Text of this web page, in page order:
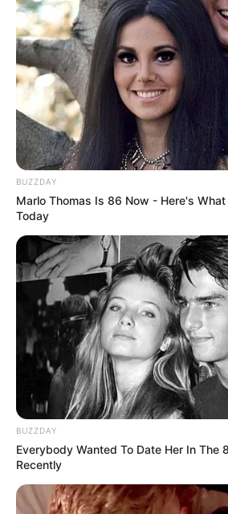
Mi madre tuvo tres hijas.
Una fue obligada a entregar.
Una creyó haber perdido.
Y una fue criada envuelta en silencio.
El dolor no excusa los secretos.
Pero, a veces, los explica.
BUZZDAY
Marlo Thomas Is 86 Now - Here's
Today
BUZZDAY
Everybody Wanted To Date Her In The
Recently